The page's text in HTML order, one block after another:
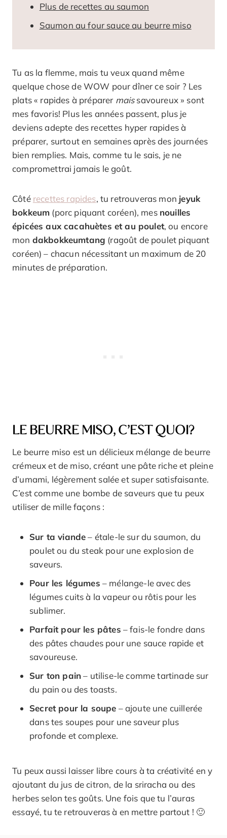
Plus de recettes au saumon
Saumon au four sauce au beurre miso
Tu as la flemme, mais tu veux quand même
quelque chose de WOW pour dîner ce soir ? Les
plats « rapides à préparer maissavoureux » sont
mes favoris! Plus les années passent, plus je
deviens adepte des recettes hyper rapides à
préparer, surtout en semaines après des journées
bien remplies. Mais, comme tu le sais, je ne
compromettrai jamais le goût.
Côté recettes rapides, tu retrouveras mon jeyuk
bokkeum (porc piquant coréen), mes nouilles
épicées aux cacahuètes et au poulet, ou encore
mon dakbokkeumtang (ragoût de poulet piquant
coréen) – chacun nécessitant un maximum de 20
minutes de préparation.
LE BEURRE MISO, C’EST QUOI?
Le beurre miso est un délicieux mélange de beurre
crémeux et de miso, créant une pâte riche et pleine
d’umami, légèrement salée et super satisfaisante.
C’est comme une bombe de saveurs que tu peux
utiliser de mille façons :
Sur ta viande– étale-le sur du saumon, du
poulet ou du steak pour une explosion de
saveurs.
Pour les légumes – mélange-le avec des
légumes cuits à la vapeur ou rôtis pour les
sublimer.
Parfait pour les pâtes – fais-le fondre dans
des pâtes chaudes pour une sauce rapide et
savoureuse.
Sur ton pain– utilise-le comme tartinade sur
du pain ou des toasts.
Secret pour la soupe – ajoute une cuillerée
dans tes soupes pour une saveur plus
profonde et complexe.
Tu peux aussi laisser libre cours à ta créativité en y
ajoutant du jus de citron, de la sriracha ou des
herbes selon tes goûts. Une fois que tu l’auras
essayé, tu te retrouveras à en mettre partout ! 🙂